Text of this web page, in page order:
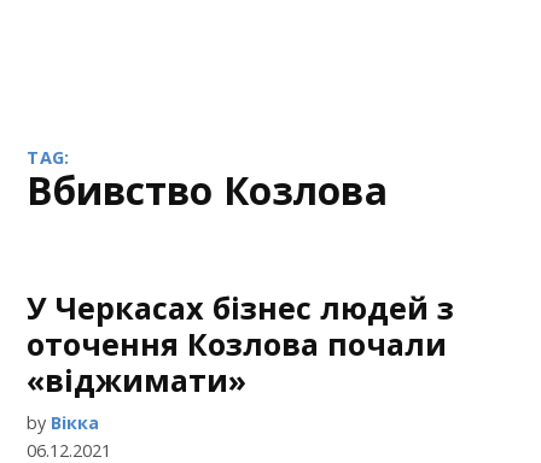
TAG:
вбивство Козлова
У Черкасах бізнес людей з
оточення Козлова почали
«віджимати»
by Вікка
06.12.2021